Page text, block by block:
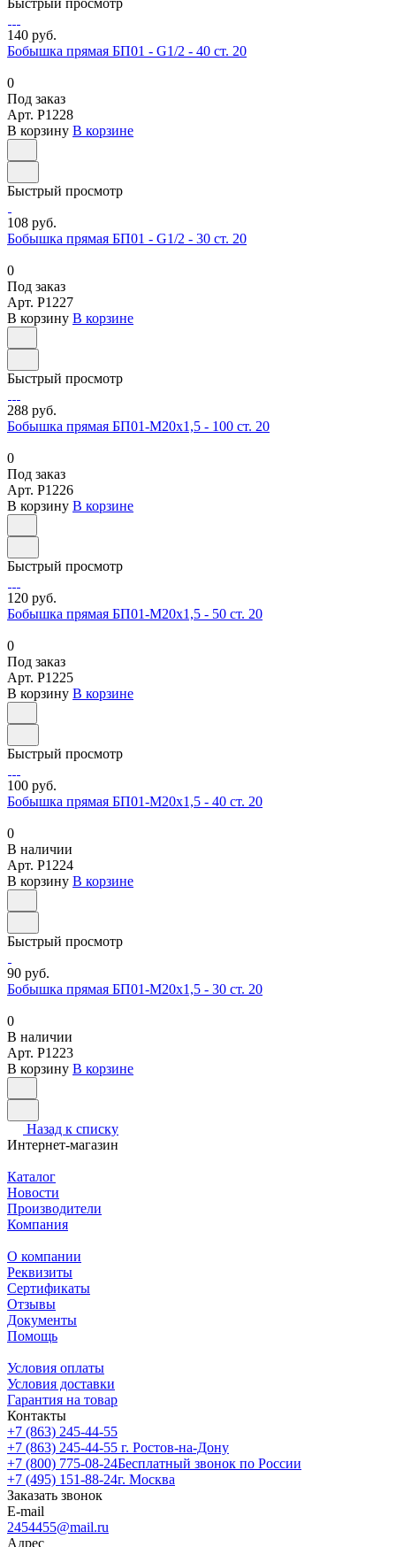
Быстрый просмотр
140 руб.
Бобышка прямая БП01 - G1/2 - 40 ст. 20
0
Под заказ
Арт. P1228
В корзину В корзине
Быстрый просмотр
108 руб.
Бобышка прямая БП01 - G1/2 - 30 ст. 20
0
Под заказ
Арт. P1227
В корзину В корзине
Быстрый просмотр
288 руб.
Бобышка прямая БП01-М20х1,5 - 100 ст. 20
0
Под заказ
Арт. P1226
В корзину В корзине
Быстрый просмотр
120 руб.
Бобышка прямая БП01-М20х1,5 - 50 ст. 20
0
Под заказ
Арт. P1225
В корзину В корзине
Быстрый просмотр
100 руб.
Бобышка прямая БП01-М20х1,5 - 40 ст. 20
0
В наличии
Арт. P1224
В корзину В корзине
Быстрый просмотр
90 руб.
Бобышка прямая БП01-М20х1,5 - 30 ст. 20
0
В наличии
Арт. P1223
В корзину В корзине
Назад к списку
Интернет-магазин
Каталог
Новости
Производители
Компания
О компании
Реквизиты
Сертификаты
Отзывы
Документы
Помощь
Условия оплаты
Условия доставки
Гарантия на товар
Контакты
+7 (863) 245-44-55
+7 (863) 245-44-55 г. Ростов-на-Дону
+7 (800) 775-08-24Бесплатный звонок по России
+7 (495) 151-88-24г. Москва
Заказать звонок
E-mail
2454455@mail.ru
Адрес